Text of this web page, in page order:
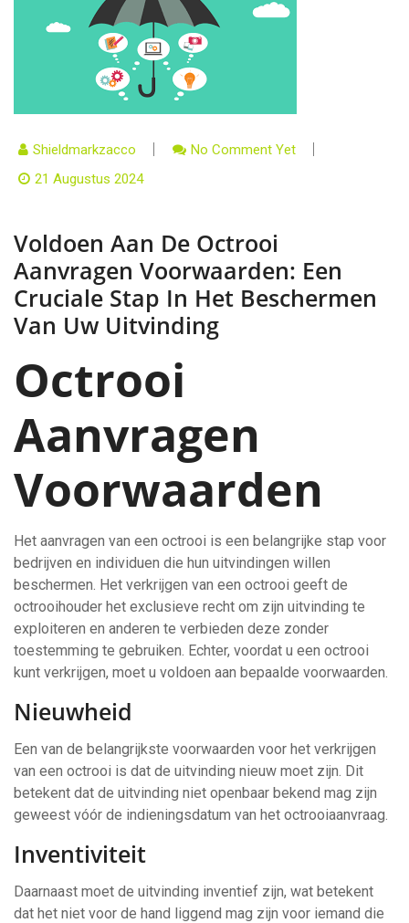
Shieldmarkzacco
No Comment Yet
21 Augustus 2024
Voldoen Aan De Octrooi
Aanvragen Voorwaarden: Een
Cruciale Stap In Het Beschermen
Van Uw Uitvinding
Octrooi
Aanvragen
Voorwaarden
Het aanvragen van een octrooi is een belangrijke stap voor
bedrijven en individuen die hun uitvindingen willen
beschermen. Het verkrijgen van een octrooi geeft de
octrooihouder het exclusieve recht om zijn uitvinding te
exploiteren en anderen te verbieden deze zonder
toestemming te gebruiken. Echter, voordat u een octrooi
kunt verkrijgen, moet u voldoen aan bepaalde voorwaarden.
Nieuwheid
Een van de belangrijkste voorwaarden voor het verkrijgen
van een octrooi is dat de uitvinding nieuw moet zijn. Dit
betekent dat de uitvinding niet openbaar bekend mag zijn
geweest vóór de indieningsdatum van het octrooiaanvraag.
Inventiviteit
Daarnaast moet de uitvinding inventief zijn, wat betekent
dat het niet voor de hand liggend mag zijn voor iemand die